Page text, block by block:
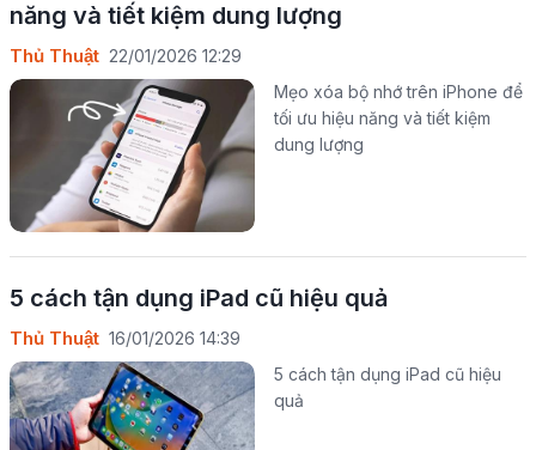
năng và tiết kiệm dung lượng
Thủ Thuật 22/01/2026 12:29
Mẹo xóa bộ nhớ trên iPhone để
tối ưu hiệu năng và tiết kiệm
dung lượng
5 cách tận dụng iPad cũ hiệu quả
Thủ Thuật 16/01/2026 14:39
5 cách tận dụng iPad cũ hiệu
quả